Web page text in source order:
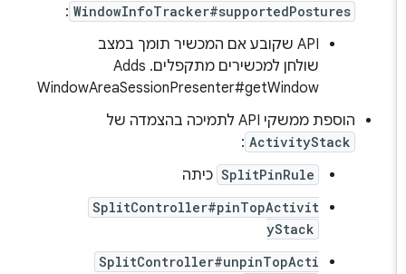
WindowInfoTracker#supportedPostures
:
‫API שקובע אם המכשיר תומך במצב
שולחן למכשירים מתקפלים. ‫Adds
WindowAreaSessionPresenter#getWindow
הוספת ממשקי API לתמיכה בהצמדה של
ActivityStack
:
SplitPinRule כיתה
SplitController#pinTopActivit
yStack
SplitController#unpinTopActi